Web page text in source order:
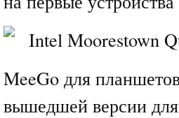
MeeGo для
вышедшей версии